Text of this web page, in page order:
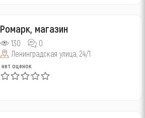
Ромарк, магазин
130
0
Ленинградская улица, 24/1
нет оценок